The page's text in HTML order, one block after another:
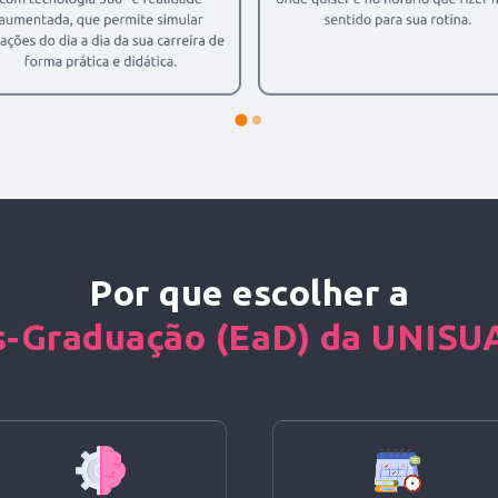
Por que escolher a
Graduação (EaD) da